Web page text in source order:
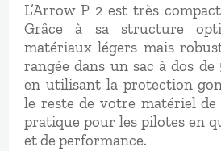
L’Arrow P 2 est très
Grâce à sa structure
matériaux légers mais
rangée dans un sac à dos
en utilisant la protection
le reste de votre matériel
pratique pour les pilotes en
et de performance.